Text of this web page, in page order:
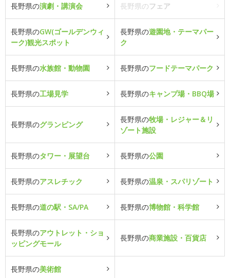
長野県の演劇・講演会 長野県のフェア
長野県のGW(ゴールデンウィ
ーク)観光スポット
長野県の遊園地・テーマパー
ク
長野県の水族館・動物園 長野県のフードテーマパーク
長野県の工場見学 長野県のキャンプ場・BBQ場
長野県のグランピング
長野県の牧場・レジャー＆リ
ゾート施設
長野県のタワー・展望台 長野県の公園
長野県のアスレチック 長野県の温泉・スパリゾート
長野県の道の駅・SA/PA 長野県の博物館・科学館
長野県のアウトレット・ショ
ッピングモール
長野県の商業施設・百貨店
長野県の美術館